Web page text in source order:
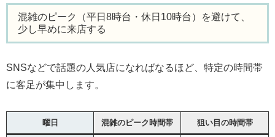
混雑のピーク（平日8時台・休日10時台）を避けて、
少し早めに来店する
SNSなどで話題の人気店になればなるほど、特定の時間帯
に客足が集中します。
曜日 混雑のピーク時間帯 狙い目の時間帯